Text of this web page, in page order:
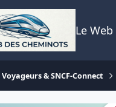
Le
Voyageurs & SNCF-Connect